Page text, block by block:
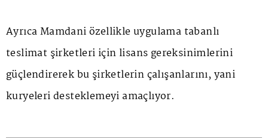
Ayrıca Mamdani özellikle uygulama tabanlı
teslimat şirketleri için lisans gereksinimlerini
güçlendirerek bu şirketlerin çalışanlarını, yani
kuryeleri desteklemeyi amaçlıyor.